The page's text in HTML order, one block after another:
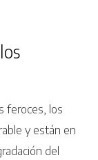
feroces, los
y están en
del